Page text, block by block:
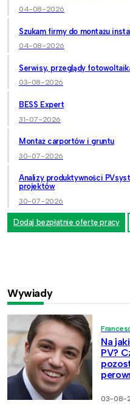
04-08-2026
Szukam firmy do montażu
04-08-2026
Serwisy, przeglądy
03-08-2026
BESS Expert
31-07-2026
Montaż carportów i gruntu
30-07-2026
Analizy produktywności
projektów
30-07-2026
Dodaj bezpłatnie ofertę pracy
Wywiady
Na
PV?
03-08-